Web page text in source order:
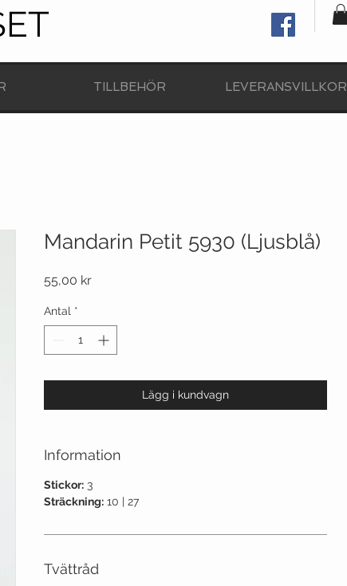
TILLBEHÖR LEVERANSVILLKOR
Mandarin Petit 5930 (Ljusblå)
55,00 krPris
Antal *
Lägg i kundvagn
Information
Stickor: 3
Sträckning: 10 | 27
Tvättråd